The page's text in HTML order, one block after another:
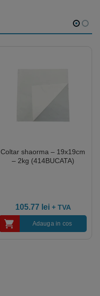
Coltar shaorma – 19x19cm
– 2kg (414BUCATA)
105.77 lei + TVA
Adauga in cos